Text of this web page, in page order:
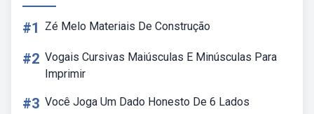
#1 Zé Melo Materiais De Construção
#2 Vogais Cursivas Maiúsculas E Minúsculas Para
Imprimir
#3 Você Joga Um Dado Honesto De 6 Lados